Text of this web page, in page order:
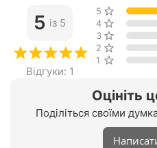
Оцініть
Поділіться своїми
5 із 5
Відгуки: 1
5 зірок
4 зірки
3 зірки
2 зірки
1 зірка